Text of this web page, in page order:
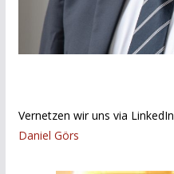
Vernetzen wir uns via LinkedIn
Daniel Görs